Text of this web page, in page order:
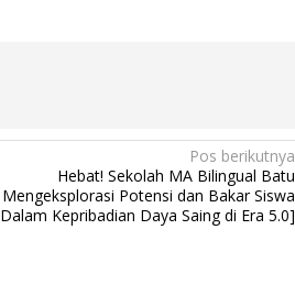
Pos berikutnya
Hebat! Sekolah MA Bilingual Batu
Mengeksplorasi Potensi dan Bakar Siswa
Dalam Kepribadian Daya Saing di Era 5.0]